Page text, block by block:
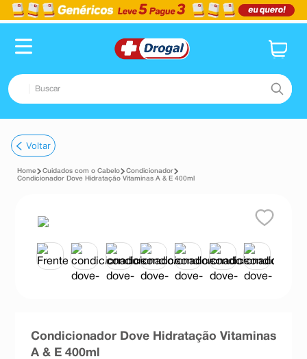
Buscar
1º fralda
2º pampers confort sec max
lenço umedecido
tadalafila
teste gravidez
Voltar
Cuidados com o Cabelo
Condicionador
Condicionador Dove Hidratação Vitaminas A & E 400ml
Condicionador Dove Hidratação Vitaminas
A & E 400ml